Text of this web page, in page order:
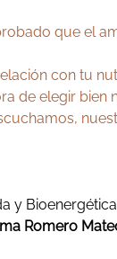
que el
con tu
de elegir bien
y
Romero